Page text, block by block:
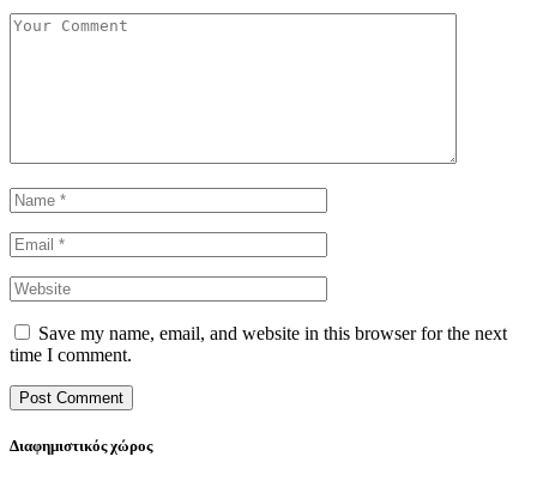
Save my name, email, and website in this browser for the next
time I comment.
Διαφημιστικός χώρος